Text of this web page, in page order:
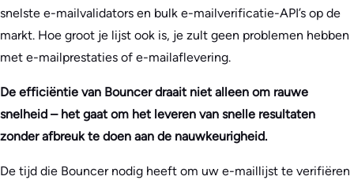
snelste e-mailvalidators en bulk e-mailverificatie-API’s op de
markt. Hoe groot je lijst ook is, je zult geen problemen hebben
met e-mailprestaties of e-mailaflevering.
De efficiëntie van Bouncer draait niet alleen om rauwe
snelheid – het gaat om het leveren van snelle resultaten
zonder afbreuk te doen aan de nauwkeurigheid.
De tijd die Bouncer nodig heeft om uw e-maillijst te verifiëren